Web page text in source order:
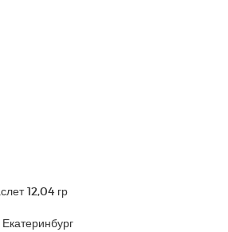
12,04 гр
Екатеринбург